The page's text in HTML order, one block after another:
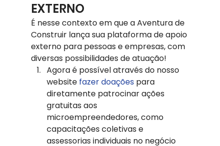
EXTERNO
É nesse contexto em que a Aventura de
Construir lança sua plataforma de apoio
externo para pessoas e empresas, com
diversas possibilidades de atuação!
Agora é possível através do nosso
website fazer doações para
diretamente patrocinar ações
gratuitas aos
microempreendedores, como
capacitações coletivas e
assessorias individuais no negócio